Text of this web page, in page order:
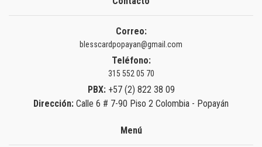
Correo:
blesscardpopayan@gmail.com
Teléfono:
315 552 05 70
PBX: +57 (2) 822 38 09
Dirección: Calle 6 # 7-90 Piso 2 Colombia - Popayán
Menú